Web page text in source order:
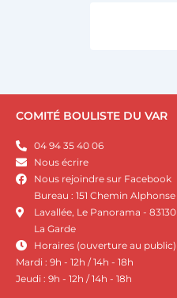
COMITÉ BOULISTE DU VAR
04 94 35 40 06
Nous écrire
Nous rejoindre sur Facebook
Bureau : 151 Chemin Alphonse
Lavallée, Le Panorama - 83130
La Garde
Horaires (ouverture au public)
Mardi : 9h - 12h / 14h - 18h
Jeudi : 9h - 12h / 14h - 18h